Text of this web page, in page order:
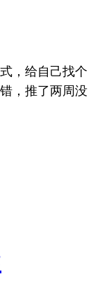
，给自己找个
，推了两周没